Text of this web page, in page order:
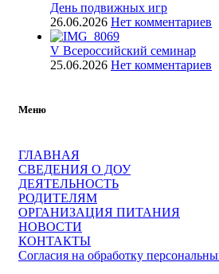
День подвижных игр
26.06.2026 Нет комментариев
V Всероссийский семинар
25.06.2026 Нет комментариев
Меню
ГЛАВНАЯ
СВЕДЕНИЯ О ДОУ
ДЕЯТЕЛЬНОСТЬ
РОДИТЕЛЯМ
ОРГАНИЗАЦИЯ ПИТАНИЯ
НОВОСТИ
КОНТАКТЫ
Согласия на обработку